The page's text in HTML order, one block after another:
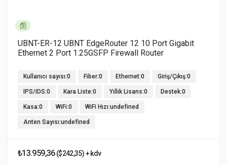
UBNT-ER-12 UBNT EdgeRouter 12 10 Port Gigabit
Ethernet 2 Port 1.25GSFP Firewall Router
Kullanıcı sayısı:0 Fiber:0 Ethernet:0 Giriş/Çıkış:0
IPS/IDS:0 Kara Liste:0 Yıllık Lisans:0 Destek:0
Kasa:0 WiFi:0 WiFi Hızı:undefined
Anten Sayısı:undefined
₺13.959,36($242,35) + kdv